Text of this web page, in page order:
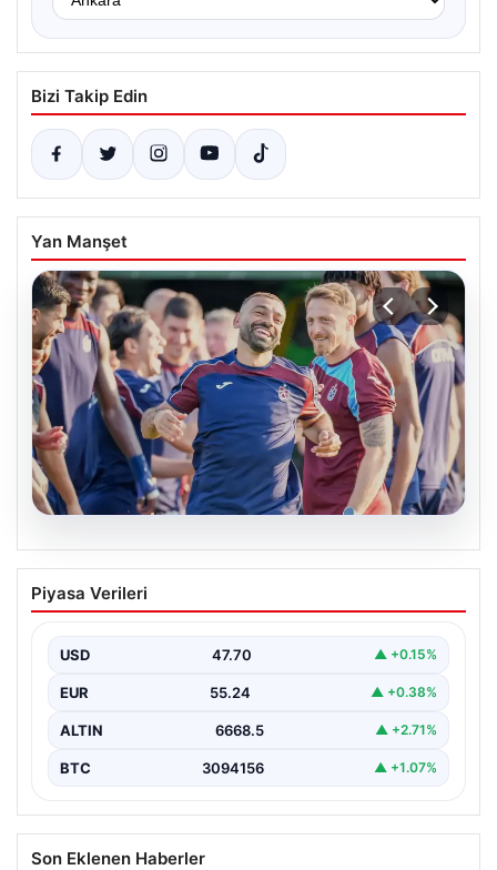
Bizi Takip Edin
Yan Manşet
Mohamed Salah, Trabzonspor’la İlk
Antrenmanına Çıktı
mavili formayla ilk resmi idmanına katıldı. Sezon öncesi
hazırlıklarının…
Piyasa Verileri
USD 47.70 ▲ +0.15%
EUR 55.24 ▲ +0.38%
ALTIN 6668.5 ▲ +2.71%
BTC 3094156 ▲ +1.07%
Son Eklenen Haberler